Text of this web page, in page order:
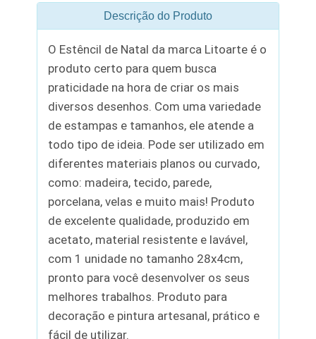
Descrição do Produto
O Estêncil de Natal da marca Litoarte é o
produto certo para quem busca
praticidade na hora de criar os mais
diversos desenhos. Com uma variedade
de estampas e tamanhos, ele atende a
todo tipo de ideia. Pode ser utilizado em
diferentes materiais planos ou curvado,
como: madeira, tecido, parede,
porcelana, velas e muito mais! Produto
de excelente qualidade, produzido em
acetato, material resistente e lavável,
com 1 unidade no tamanho 28x4cm,
pronto para você desenvolver os seus
melhores trabalhos. Produto para
decoração e pintura artesanal, prático e
fácil de utilizar.